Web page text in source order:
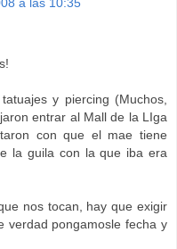
y piercing (Muchos,
entrar al Mall de la LIga
con que el mae tiene
la guila con la que iba era
nos tocan, hay que exigir
verdad pongamosle fecha y